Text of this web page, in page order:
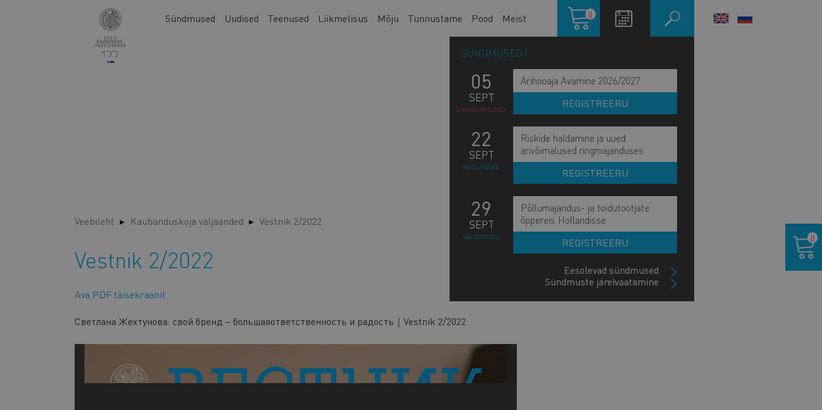
Main
Sündmused Uudised Teenused Liikmelisus Mõju Tunnustame Pood Meist
Ostukorv
0
SÜNDMUSED
05
SEPT
LIIKMEÜRITUSED
Ärihooaja Avamine 2026/2027
REGISTREERU
22
SEPT
KOOLITUSED
Riskide haldamine ja uued
ärivõimalused ringmajanduses
REGISTREERU
29
SEPT
VÄLISVISIIDID
Põllumajandus- ja toidutootjate
õppereis Hollandisse
REGISTREERU
Eesolevad sündmused
Sündmuste järelvaatamine
LANGUAGE
Veebileht Kaubanduskoja väljaanded Vestnik 2/2022
Vestnik 2/2022
Ava PDF täisekraanil
Светлана Жехтунова: свой бренд – большаяответственность и радость｜Vestnik 2/2022
0
LIITU UUDISKIRJAGA